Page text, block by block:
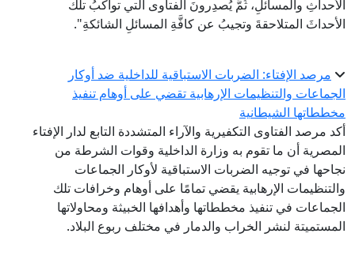
الأحداثِ والمسائلِ، ثُمَّ يُصدِرونَ الفتاوى التي تواكبُ تلك
الأحداثَ المتلاحقةَ وتجيبُ عن كافَّةِ المسائلِ الشائكةِ".
مرصد الإفتاء: الضربات الاستباقية للداخلية ضد أوكار
الجماعات والتنظيمات الإرهابية تقضي على أوهام تنفيذ
مخططاتها الشيطانية
أكد مرصد الفتاوى التكفيرية والآراء المتشددة التابع لدار الإفتاء
المصرية أن ما تقوم به وزارة الداخلية وقوات الشرطة من
نجاحها في توجيه الضربات الاستباقية لأوكار الجماعات
والتنظيمات الإرهابية يقضي تمامًا على أوهام وخرافات تلك
الجماعات في تنفيذ مخططاتها وأهدافها الخبيثة ومحاولاتها
المستميتة لنشر الخراب والدمار في مختلف ربوع البلاد.